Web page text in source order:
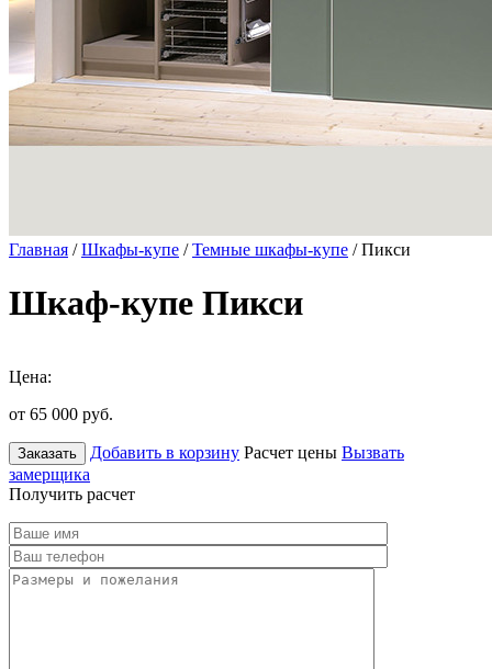
Главная /Шкафы-купе /Темные шкафы-купе / Пикси
Шкаф-купе Пикси
Цена:
от 65 000 руб.
Заказать Добавить в корзину Расчет цены Вызвать
замерщика
Получить расчет